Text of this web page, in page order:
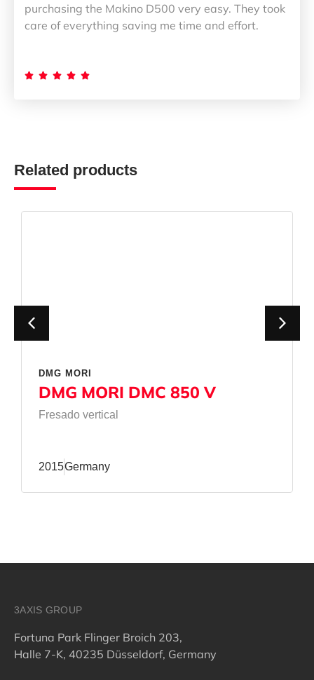
purchasing the Makino D500 very easy. They took
care of everything saving me time and effort.
    
Related products
DMG MORI
DMG MORI DMC 850 V
Fresado vertical
2015Germany
3AXIS GROUP
Fortuna Park Flinger Broich 203,
Halle 7-K, 40235 Düsseldorf, Germany